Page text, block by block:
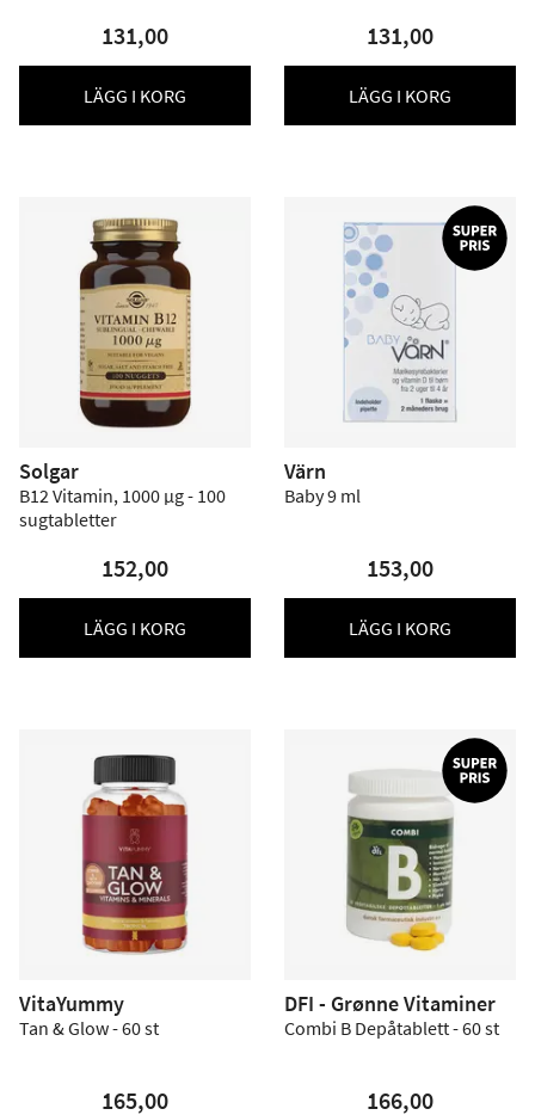
131,00
LÄGG I KORG
131,00
LÄGG I KORG
Solgar
B12 Vitamin, 1000 µg - 100
sugtabletter
152,00
LÄGG I KORG
Värn
Baby 9 ml
153,00
LÄGG I KORG
VitaYummy
Tan & Glow - 60 st
165,00
DFI - Grønne Vitaminer
Combi B Depåtablett - 60 st
166,00